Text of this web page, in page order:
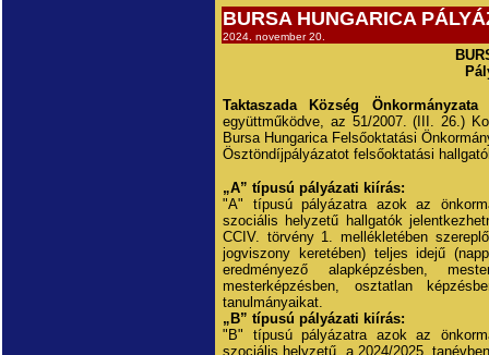
BURSA HUNGARICA
2024. november 20.
Taktaszada Község
együttműködve, az 51/2007. (III. 26.)
Bursa Hungarica Felsőoktatási
Ösztöndíjpályázatot felsőoktatási
„A” típusú pályázati kiírás:
"A" típusú pályázatra azok az
szociális helyzetű hallgatók
CCIV. törvény 1. mellékletében
jogviszony keretében) teljes idejű
eredményező alapképzésben,
mesterképzésben, osztatlan
tanulmányaikat.
„B” típusú pályázati kiírás:
"B" típusú pályázatra azok az
szociális helyzetű, a 2024/2025.